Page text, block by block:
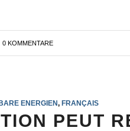
0 KOMMENTARE
ENERGIEN ,FRANÇAIS
PEUT